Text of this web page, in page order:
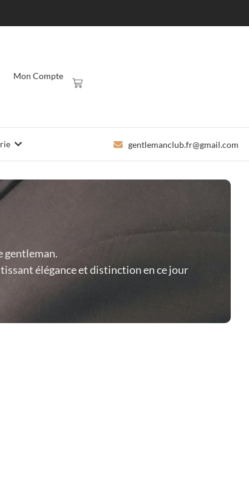
Mon Compte
gentlemanclub.fr@gmail.com
gentleman.
élégance et distinction en ce jour